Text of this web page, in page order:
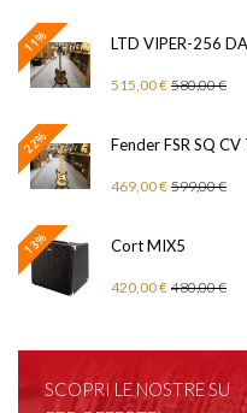
11% LTD VIPER-256
515,00 € 580,00 €
22% Fender FSR SQ
469,00 € 599,00 €
13% Cort MIX5
420,00 € 480,00 €
SCOPRI LE NOSTRE SU